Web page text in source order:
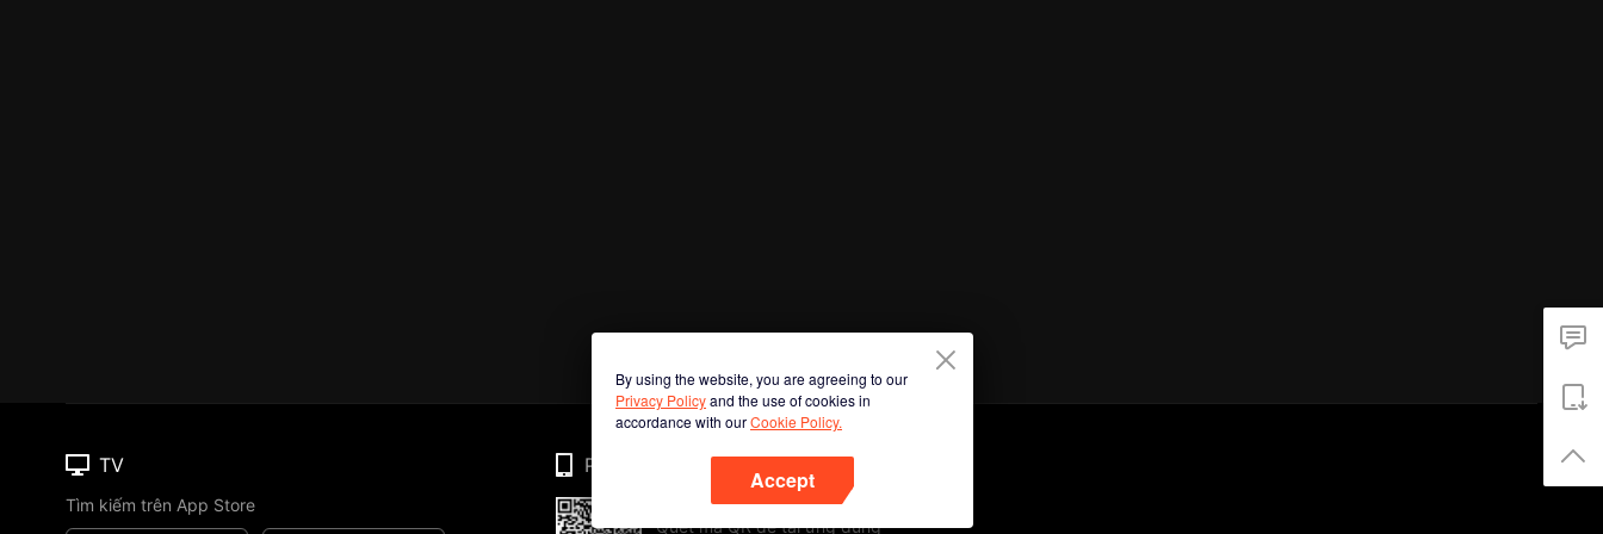
By using the website, you are agreeing to our
Privacy Policyand the use of cookies in
accordance with ourCookie Policy.
Accept
TV
Tìm kiếm trên App Store
Phone
Quét mã QR để tải ứng dụng